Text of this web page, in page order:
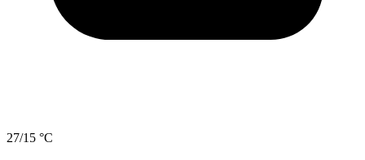
27/15 °C